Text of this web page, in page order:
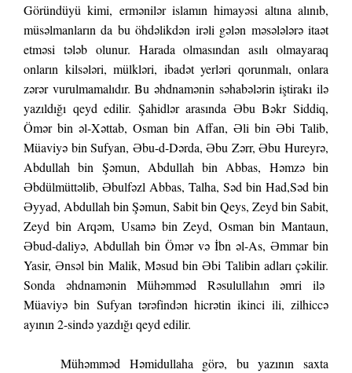
Göründüyü kimi, ermənilər islamın himayəsi altına alınıb,
müsəlmanların da bu öhdəlikdən irəli gələn məsələlərə itaət
etməsi tələb olunur. Harada olmasından asılı olmayaraq
onların kilsələri, mülkləri, ibadət yerləri qorunmalı, onlara
zərər vurulmamalıdır. Bu əhdnamənin səhabələrin iştirakı ilə
yazıldığı qeyd edilir. Şahidlər arasında Əbu Bəkr Siddiq,
Ömər bin əl-Xəttab, Osman bin Affan, Əli bin Əbi Talib,
Müaviyə bin Sufyan, Əbu-d-Dərda, Əbu Zərr, Əbu Hureyrə,
Abdullah bin Şəmun, Abdullah bin Abbas, Həmzə bin
Əbdülmüttəlib, Əbulfəzl Abbas, Talha, Səd bin Had,Səd bin
Əyyad, Abdullah bin Şəmun, Sabit bin Qeys, Zeyd bin Sabit,
Zeyd bin Arqəm, Usamə bin Zeyd, Osman bin Mantaun,
Əbud-daliyə, Abdullah bin Ömər və İbn əl-As, Əmmar bin
Yasir, Ənsəl bin Malik, Məsud bin Əbi Talibin adları çəkilir.
Sonda əhdnamənin Mühəmməd Rəsulullahın əmri ilə
Müaviyə bin Sufyan tərəfindən hicrətin ikinci ili, zilhiccə
ayının 2-sində yazdığı qeyd edilir.
Mühəmməd Həmidullaha görə, bu yazının saxta